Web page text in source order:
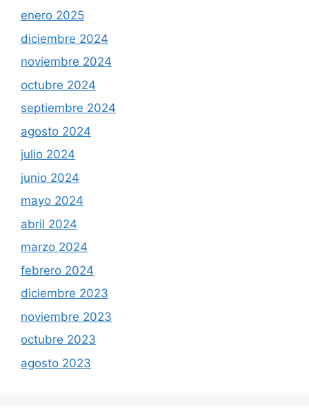
enero 2025
diciembre 2024
noviembre 2024
octubre 2024
septiembre 2024
agosto 2024
julio 2024
junio 2024
mayo 2024
abril 2024
marzo 2024
febrero 2024
diciembre 2023
noviembre 2023
octubre 2023
agosto 2023